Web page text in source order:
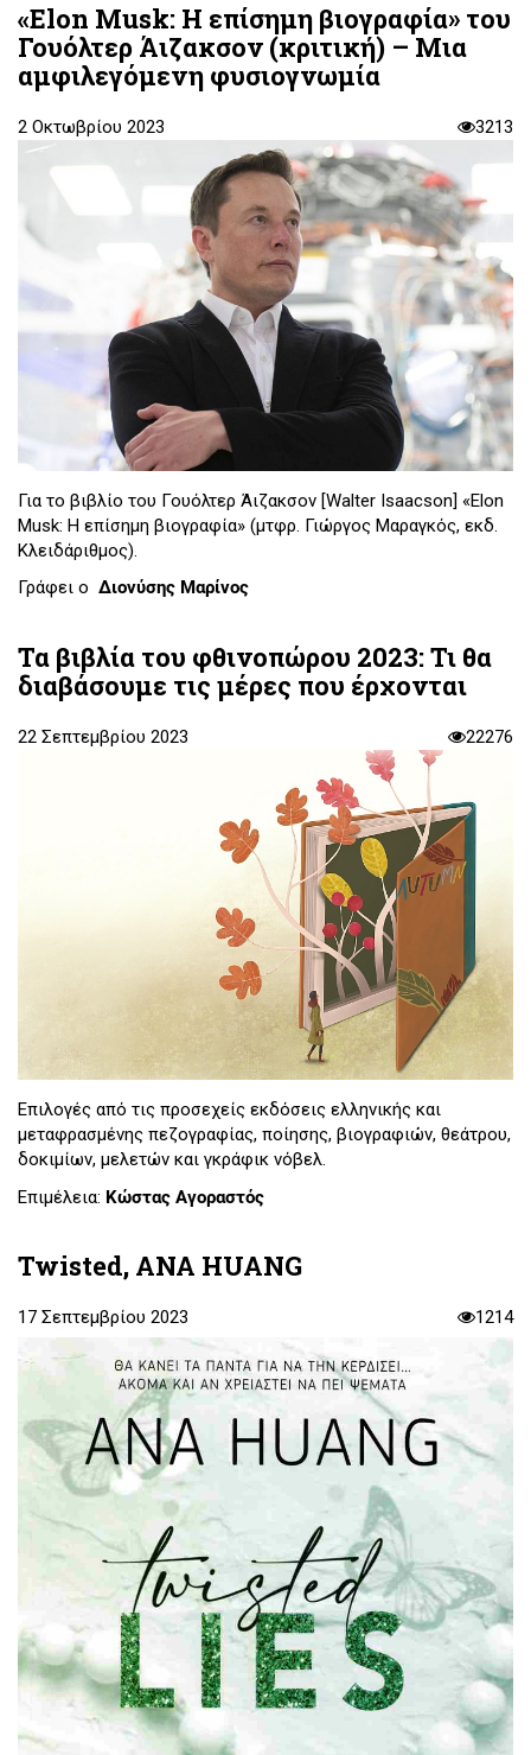
«Elon Musk: Η επίσημη βιογραφία» του
Γουόλτερ Άιζακσον (κριτική) – Μια
αμφιλεγόμενη φυσιογνωμία
2 Οκτωβρίου 2023 3213
Για το βιβλίο του Γουόλτερ Άιζακσον [Walter Isaacson] «Elon
Musk: Η επίσημη βιογραφία» (μτφρ. Γιώργος Μαραγκός, εκδ.
Κλειδάριθμος).
Γράφει ο Διονύσης Μαρίνος
Τα βιβλία του φθινοπώρου 2023: Τι θα
διαβάσουμε τις μέρες που έρχονται
22 Σεπτεμβρίου 2023 22276
Επιλογές από τις προσεχείς εκδόσεις ελληνικής και
μεταφρασμένης πεζογραφίας, ποίησης, βιογραφιών, θεάτρου,
δοκιμίων, μελετών και γκράφικ νόβελ.
Επιμέλεια: Κώστας Αγοραστός
Twisted, ANA HUANG
17 Σεπτεμβρίου 2023 1214